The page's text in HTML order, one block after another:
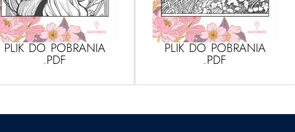
PLIK DO POBRANIA
.PDF
PLIK DO POBRANIA
.PDF